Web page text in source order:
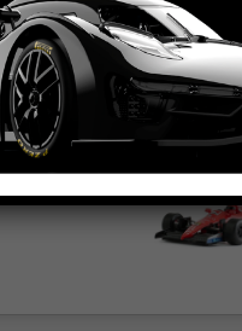
– SCUDERIA ITALIA #21